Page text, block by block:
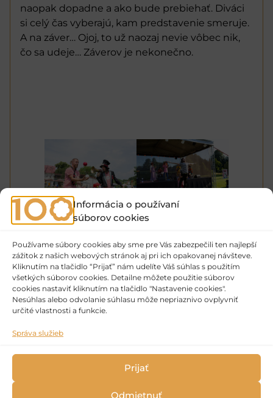
Informácia o používaní
súborov cookies
Používame súbory cookies aby sme pre Vás zabezpečili ten najlepší
zážitok z našich webových stránok aj pri ich opakovanej návšteve.
Kliknutím na tlačidlo “Prijať” nám udelíte Váš súhlas s použitím
všetkých súborov cookies. Detailne môžete použitie súborov
cookies nastaviť kliknutím na tlačidlo "Nastavenie cookies".
Nesúhlas alebo odvolanie súhlasu môže nepriaznivo ovplyvniť
určité vlastnosti a funkcie.
Správa služieb
Prijať
Odmietnuť
naopak dopadne a ako bude prebiehať. Diváci
si celý čas vyberajú, kam predstavenie smeruje.
A na záver… Ojoj, to už naozaj nevie vôbec nik,
čo sa udeje… Záverov je nekonečno.